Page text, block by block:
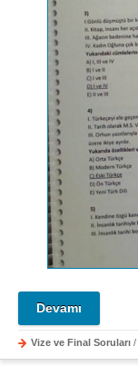
Devamı
Vize ve Final Soruları /